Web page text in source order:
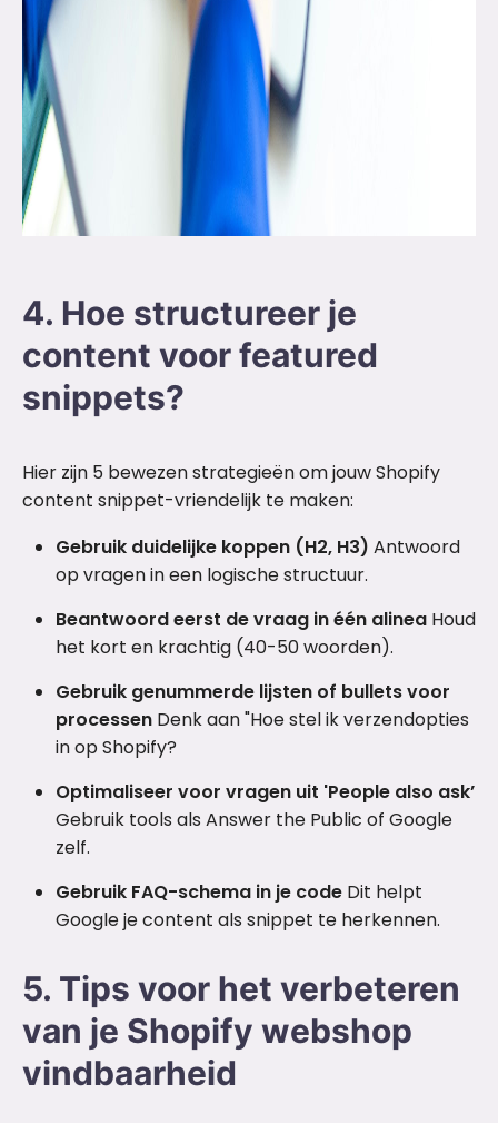
4. Hoe structureer je
content voor featured
snippets?
Hier zijn 5 bewezen strategieën om jouw Shopify
content snippet-vriendelijk te maken:
Gebruik duidelijke koppen (H2, H3) Antwoord
op vragen in een logische structuur.
Beantwoord eerst de vraag in één alinea Houd
het kort en krachtig (40-50 woorden).
Gebruik genummerde lijsten of bullets voor
processen Denk aan "Hoe stel ik verzendopties
in op Shopify?
Optimaliseer voor vragen uit 'People also ask’
Gebruik tools als Answer the Public of Google
zelf.
Gebruik FAQ-schema in je code Dit helpt
Google je content als snippet te herkennen.
5. Tips voor het verbeteren
van je Shopify webshop
vindbaarheid